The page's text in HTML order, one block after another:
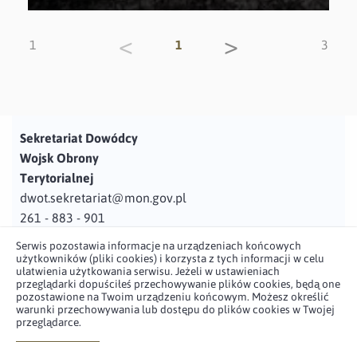
1 < 1 > 3
Sekretariat Dowódcy
Wojsk Obrony
Terytorialnej
dwot.sekretariat@mon.gov.pl
261 - 883 - 901
Adres
ul. Juzistek 2
05-131 Zegrze
Serwis pozostawia informacje na urządzeniach końcowych
użytkowników (pliki cookies) i korzysta z tych informacji w celu
ułatwienia użytkowania serwisu. Jeżeli w ustawieniach
przeglądarki dopuściłeś przechowywanie plików cookies, będą one
pozostawione na Twoim urządzeniu końcowym. Możesz określić
warunki przechowywania lub dostępu do plików cookies w Twojej
przeglądarce.